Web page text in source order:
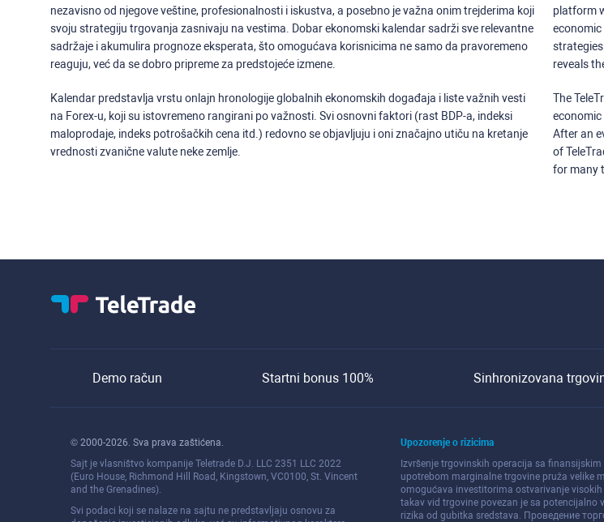
nezavisno od njegove veštine, profesionalnosti i iskustva, a posebno je važna onim trejderima koji
svoju strategiju trgovanja zasnivaju na vestima. Dobar ekonomski kalendar sadrži sve relevantne
sadržaje i akumulira prognoze eksperata, što omogućava korisnicima ne samo da pravoremeno
reaguju, već da se dobro pripreme za predstojeće izmene.
Kalendar predstavlja vrstu onlajn hronologije globalnih ekonomskih događaja i liste važnih vesti
na Forex-u, koji su istovremeno rangirani po važnosti. Svi osnovni faktori (rast BDP-a, indeksi
maloprodaje, indeks potrošačkih cena itd.) redovno se objavljuju i oni značajno utiču na kretanje
vrednosti zvanične valute neke zemlje.
platform
reveals
The
economic
After an
of
for many
Demo račun Startni bonus 100% Sinhronizovana
© 2000-2026. Sva prava zaštićena.
Sajt je vlasništvo kompanije Teletrade D.J. LLC 2351 LLC 2022
(Euro House, Richmond Hill Road, Kingstown, VC0100, St. Vincent
and the Grenadines).
Svi podaci koji se nalaze na sajtu ne predstavljaju osnovu za
Upozorenje o rizicima
Izvršenje trgovinskih operacija sa
upotrebom marginalne trgovine pruža velike
omogućava investitorima ostvarivanje
takav vid trgovine povezan je sa potencijalno
rizika od gubitka sredstava. Проведение